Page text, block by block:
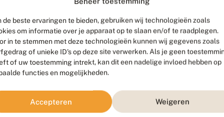
de beste ervaringen te bieden, gebruiken wij technologieën zoals
om informatie over je apparaat op te slaan en/of te raadplegen.
in te stemmen met deze technologieën kunnen wij gegevens zoals
of unieke ID's op deze site verwerken. Als je geen
of uw toestemming intrekt, kan dit een nadelige invloed hebben op
functies en mogelijkheden.
Accepteren Weigeren